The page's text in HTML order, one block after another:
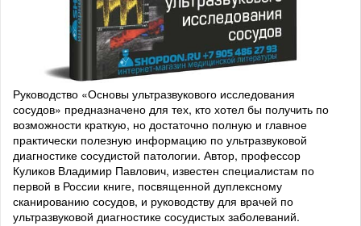
Руководство «Основы ультразвукового исследования
сосудов» предназначено для тех, кто хотел бы получить по
возможности краткую, но достаточно полную и главное
практически полезную информацию по ультразвуковой
диагностике сосудистой патологии. Автор, профессор
Куликов Владимир Павлович, известен специалистам по
первой в России книге, посвященной дуплексному
сканированию сосудов, и руководству для врачей по
ультразвуковой диагностике сосудистых заболеваний.